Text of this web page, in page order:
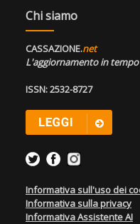
Chi siamo
CASSAZIONE.net
L'aggiornamento in
ISSN: 2532-8727
Informativa sull'uso dei
Informativa sulla privacy
Informativa Assistente AI